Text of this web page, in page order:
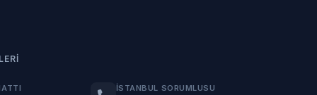
İSTANBUL SORUMLUSU